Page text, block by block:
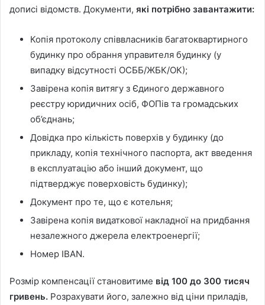
дописі відомств. Документи, які потрібно завантажити:
Копія протоколу співвласників багатоквартирного
будинку про обрання управителя будинку (у
випадку відсутності ОСББ/ЖБК/ОК);
Завірена копія витягу з Єдиного державного
реєстру юридичних осіб, ФОПів та громадських
об’єднань;
Довідка про кількість поверхів у будинку (до
прикладу, копія технічного паспорта, акт введення
в експлуатацію або інший документ, що
підтверджує поверховість будинку);
Документ про те, що є котельня;
Завірена копія видаткової накладної на придбання
незалежного джерела електроенергії;
Номер IBAN.
Розмір компенсації становитиме від 100 до 300 тисяч
гривень. Розрахувати його, залежно від ціни приладів,